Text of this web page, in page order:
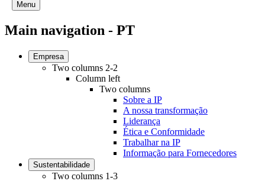
Menu
Main navigation - PT
Empresa
Two columns 2-2
Column left
Two columns
Sobre a IP
A nossa transformação
Liderança
Ética e Conformidade
Trabalhar na IP
Informação para Fornecedores
Sustentabilidade
Two columns 1-3